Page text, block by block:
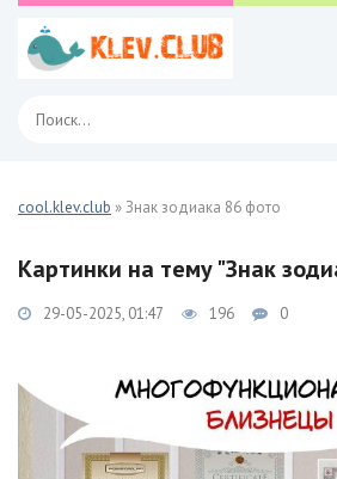
cool.klev.club » Знак зодиака 86 фото
Картинки на тему "Знак
29-05-2025, 01:47 196 0